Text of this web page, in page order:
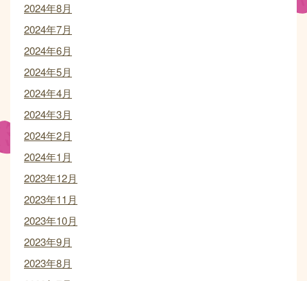
2024年8月
2024年7月
2024年6月
2024年5月
2024年4月
2024年3月
2024年2月
2024年1月
2023年12月
2023年11月
2023年10月
2023年9月
2023年8月